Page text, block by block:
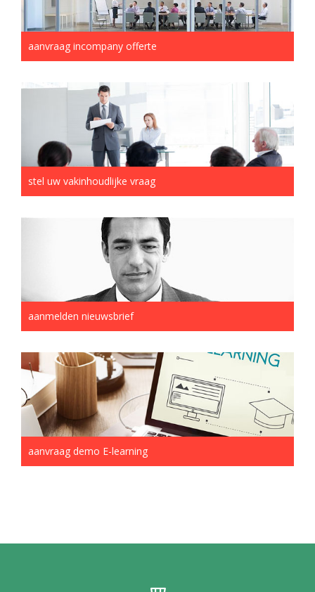
aanvraag incompany offerte
stel uw vakinhoudlijke vraag
aanmelden nieuwsbrief
aanvraag demo E-learning